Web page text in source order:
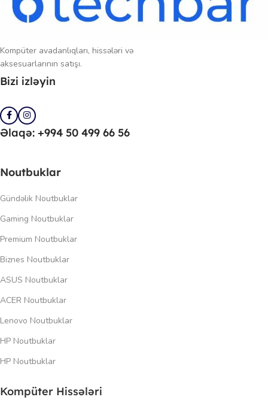
Kompüter avadanlıqları, hissələri və
aksesuarlarının satışı.
Bizi izləyin
Əlaqə: +994 50 499 66 56
Noutbuklar
Gündəlik Noutbuklar
Gaming Noutbuklar
Premium Noutbuklar
Biznes Noutbuklar
ASUS Noutbuklar
ACER Noutbuklar
Lenovo Noutbuklar
HP Noutbuklar
HP Noutbuklar
Kompüter Hissələri